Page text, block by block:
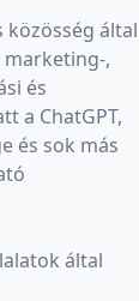
közösség által
,
és
a ChatGPT,
és sok más
által